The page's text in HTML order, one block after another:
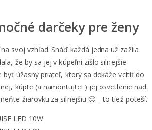
darčeky pre ženy
svoj vzhľad. Snáď každá jedna už zažila
že by sa jej v kúpeľni zišlo silnejšie
byť úžasný priateľ, ktorý sa dokáže vcítiť do
kúpte (a namontujte! ) jej osvetlenie nad
žiarovku za silnejšiu 🙂 – to tiež poteší.